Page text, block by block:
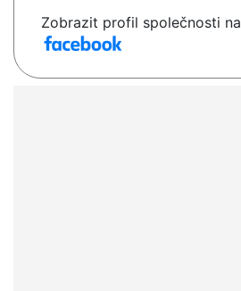
Zobrazit profil společnosti na